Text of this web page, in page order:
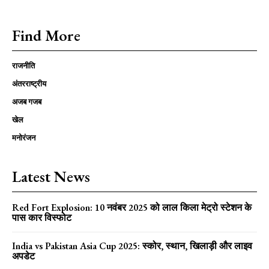
Find More
राजनीति
अंतरराष्ट्रीय
अजब गजब
खेल
मनोरंजन
Latest News
Red Fort Explosion: 10 नवंबर 2025 को लाल किला मेट्रो स्टेशन के
पास कार विस्फोट
India vs Pakistan Asia Cup 2025: स्कोर, स्थान, खिलाड़ी और लाइव
अपडेट